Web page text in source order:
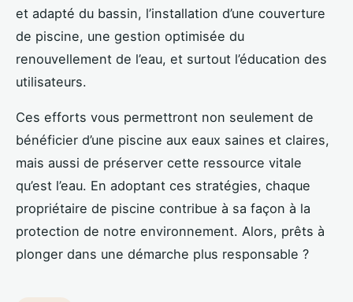
et adapté du bassin, l’installation d’une couverture
de piscine, une gestion optimisée du
renouvellement de l’eau, et surtout l’éducation des
utilisateurs.
Ces efforts vous permettront non seulement de
bénéficier d’une piscine aux eaux saines et claires,
mais aussi de préserver cette ressource vitale
qu’est l’eau. En adoptant ces stratégies, chaque
propriétaire de piscine contribue à sa façon à la
protection de notre environnement. Alors, prêts à
plonger dans une démarche plus responsable ?